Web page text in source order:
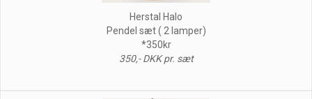
Herstal Halo
Pendel sæt ( 2 lamper)
*350kr
350,- DKK pr. sæt